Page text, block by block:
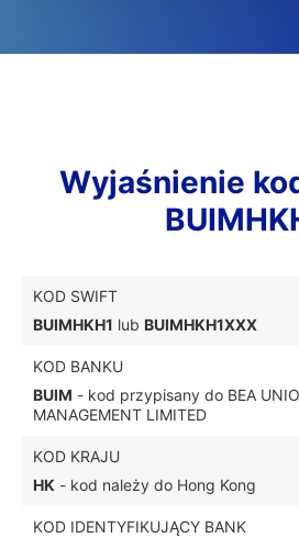
Wyjaśnienie
KOD SWIFT
BUIMHKH1 lub BUIMHKH1XXX
KOD BANKU
BUIM - kod przypisany do BEA
MANAGEMENT LIMITED
KOD KRAJU
HK - kod należy do Hong Kong
KOD IDENTYFIKUJĄCY BANK